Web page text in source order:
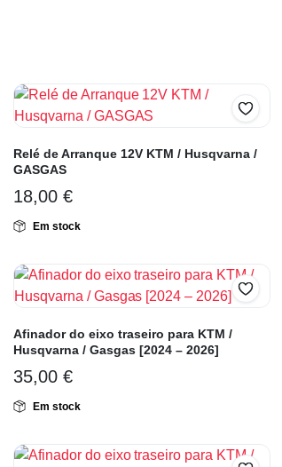
Relé de Arranque 12V KTM / Husqvarna /
GASGAS
18,00 €
Em stock
Afinador do eixo traseiro para KTM /
Husqvarna / Gasgas [2024 – 2026]
35,00 €
Em stock